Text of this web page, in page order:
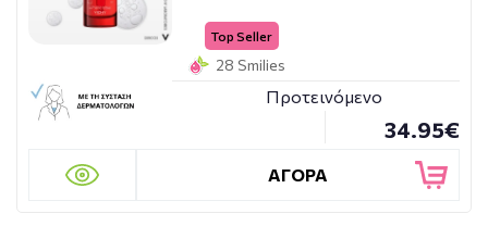
Top Seller
28 Smilies
Προτεινόμενο
34.95€
ΑΓΟΡΑ